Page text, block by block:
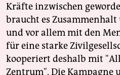
Kräfte inzwischen
braucht es
und vor allem mit den
für eine starke
kooperiert deshalb mit
Zentrum". Die Kampagne